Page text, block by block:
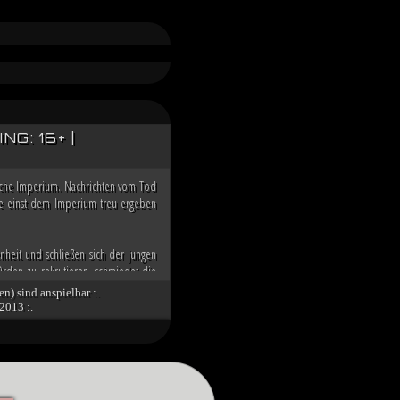
16+ |
Imperium. Nachrichten vom Tod
einst dem Imperium treu ergeben
und schließen sich der jungen
zu rekrutieren, schmiedet die
Galaxis übernehmen zu können.
die imperialen Würdenträger auf
sind anspielbar :.
:.